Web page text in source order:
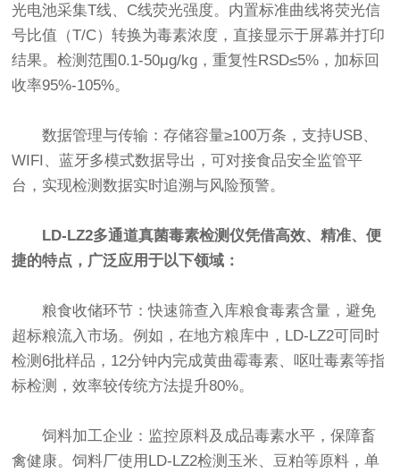
光电池采集T线、C线荧光强度。内置标准曲线将荧光信
号比值（T/C）转换为毒素浓度，直接显示于屏幕并打印
结果。检测范围0.1-50μg/kg，重复性RSD≤5%，加标回
收率95%-105%。
数据管理与传输：存储容量≥100万条，支持USB、
WIFI、蓝牙多模式数据导出，可对接食品安全监管平
台，实现检测数据实时追溯与风险预警。
LD-LZ2多通道真菌毒素检测仪凭借高效、精准、便
捷的特点，广泛应用于以下领域：
粮食收储环节：快速筛查入库粮食毒素含量，避免
超标粮流入市场。例如，在地方粮库中，LD-LZ2可同时
检测6批样品，12分钟内完成黄曲霉毒素、呕吐毒素等指
标检测，效率较传统方法提升80%。
饲料加工企业：监控原料及成品毒素水平，保障畜
禽健康。饲料厂使用LD-LZ2检测玉米、豆粕等原料，单